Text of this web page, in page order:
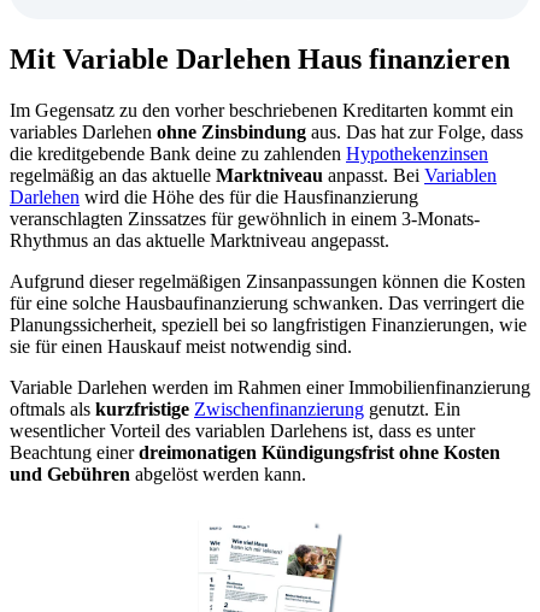
Mit Variable Darlehen Haus finanzieren
Im Gegensatz zu den vorher beschriebenen Kreditarten kommt ein
variables Darlehen ohne Zinsbindung aus. Das hat zur Folge, dass
die kreditgebende Bank deine zu zahlenden Hypothekenzinsen
regelmäßig an das aktuelle Marktniveau anpasst. Bei Variablen
Darlehen wird die Höhe des für die Hausfinanzierung
veranschlagten Zinssatzes für gewöhnlich in einem 3-Monats-
Rhythmus an das aktuelle Marktniveau angepasst.
Aufgrund dieser regelmäßigen Zinsanpassungen können die Kosten
für eine solche Hausbaufinanzierung schwanken. Das verringert die
Planungssicherheit, speziell bei so langfristigen Finanzierungen, wie
sie für einen Hauskauf meist notwendig sind.
Variable Darlehen werden im Rahmen einer Immobilienfinanzierung
oftmals als kurzfristige Zwischenfinanzierung genutzt. Ein
wesentlicher Vorteil des variablen Darlehens ist, dass es unter
Beachtung einerdreimonatigen Kündigungsfrist ohne Kosten
und Gebühren abgelöst werden kann.